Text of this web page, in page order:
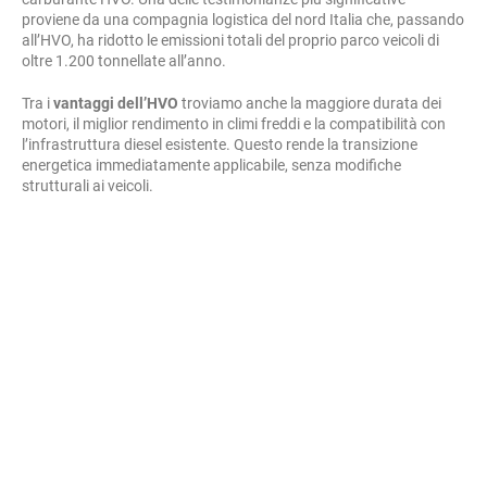
proviene da una compagnia logistica del nord Italia che, passando
all’HVO, ha ridotto le emissioni totali del proprio parco veicoli di
oltre 1.200 tonnellate all’anno.
Tra ivantaggi dell’HVO troviamo anche la maggiore durata dei
motori, il miglior rendimento in climi freddi e la compatibilità con
l’infrastruttura diesel esistente. Questo rende la transizione
energetica immediatamente applicabile, senza modifiche
strutturali ai veicoli.